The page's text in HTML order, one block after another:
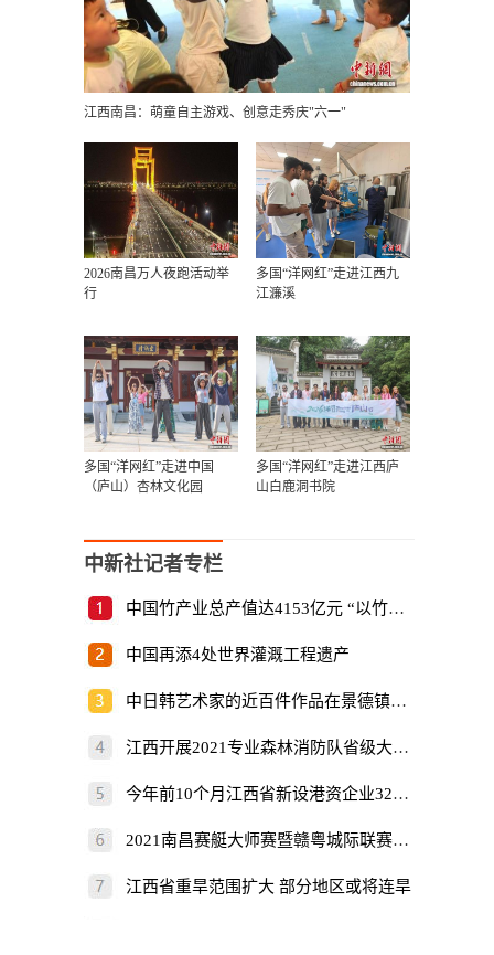
江西南昌：萌童自主游戏、创意走秀庆"六一"
2026南昌万人夜跑活动举
行
多国“洋网红”走进江西九
江濂溪
多国“洋网红”走进中国
（庐山）杏林文化园
多国“洋网红”走进江西庐
山白鹿洞书院
中新社记者专栏
中国竹产业总产值达4153亿元 “以竹代塑”倡
中国再添4处世界灌溉工程遗产
中日韩艺术家的近百件作品在景德镇展出
江西开展2021专业森林消防队省级大比武
今年前10个月江西省新设港资企业325家
2021南昌赛艇大师赛暨赣粤城际联赛开赛
江西省重旱范围扩大 部分地区或将连旱